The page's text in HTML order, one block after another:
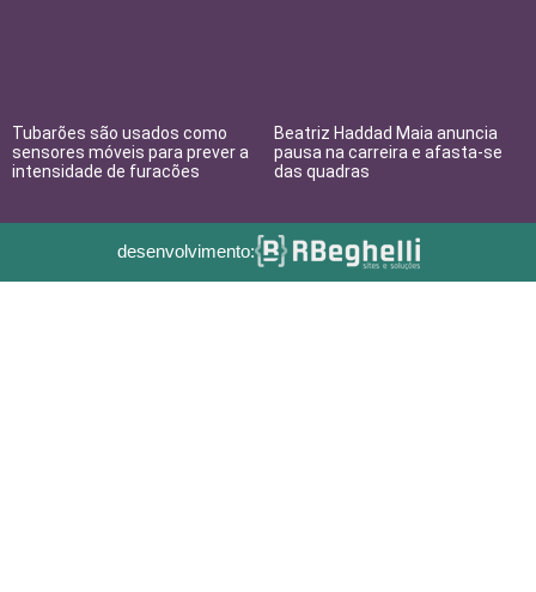
Tubarões são usados como
sensores móveis para prever a
intensidade de furacões
Beatriz Haddad Maia anuncia
pausa na carreira e afasta-se
das quadras
desenvolvimento: